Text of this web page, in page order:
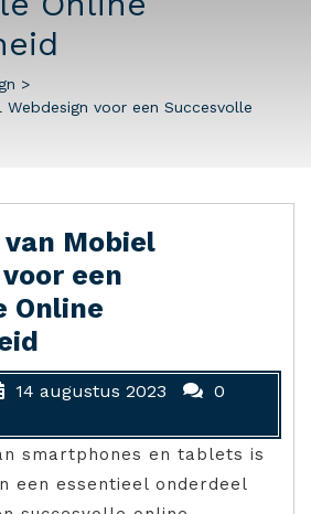
>
voor een Succesvolle
Mobiel
een
Online
14 augustus 2023
0
smartphones en tablets is
een essentieel onderdeel